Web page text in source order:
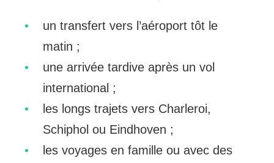
un transfert vers l’aéroport tôt le
matin ;
une arrivée tardive après un vol
international ;
les longs trajets vers Charleroi,
Schiphol ou Eindhoven ;
les voyages en famille ou avec des